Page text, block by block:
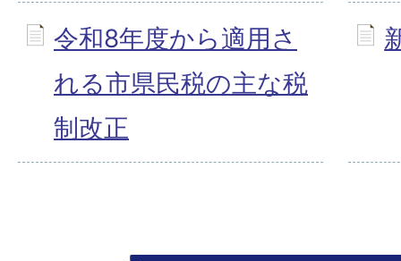
令和8年度から適用さ
れる市県民税の主な税
制改正